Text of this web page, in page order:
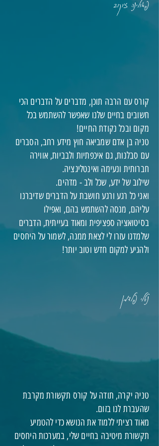
פאולינה ז'וקוב
קורס עם הרבה תוכן, מדברים על הדברים הכי
חשובים בחיים שלנו שאפשר להשתמש בכל
מקום ובכל נקודת החיים!
טניה בן אדם שמביאה חוץ מידע רחב, הסברים
עם סבלנות, גם איכפתיות ולבביות, אווירה
חברותית ונעימה ואינטליגציה.
שילוב של ידע, שכל ולב - מדהים.
ואני כל רגע ורגע חושבת על הדברים שדיברנו
עליהם, מנסה להשתמש בהם, ואפילו
בסיטואציה ספציפית ומאוד בעייתית, הדברים
שלמדנו עזרו לי לצאת ממנה, לשמור על היחסים
ולהגיע למקום חדש וטוב יותר!
נטלי פלדמן
טניה יקרה, תודה על קורס תקשורת מקרבת
שהעברת לנו בזום.
מאוד רציתי ללמוד את הנושא כדי להטמיע
תקשורת מיטיבה בחיים שלי, במערכות היחסים